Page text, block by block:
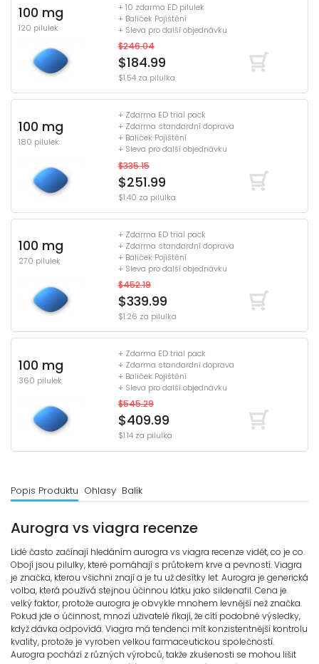
100 mg
120 pilulek
+ 10 zdarma ED pilulek
+ Balíček Pojištění
+ Sleva pro další objednávku
$246.04
$184.99
$1.54 za pilulka
100 mg
180 pilulek
+ Zdarma ED trial pack
+ Zdarma standardní doprava
+ Balíček Pojištění
+ Sleva pro další objednávku
$335.15
$251.99
$1.40 za pilulka
100 mg
270 pilulek
+ Zdarma ED trial pack
+ Zdarma standardní doprava
+ Balíček Pojištění
+ Sleva pro další objednávku
$452.19
$339.99
$1.26 za pilulka
100 mg
360 pilulek
+ Zdarma ED trial pack
+ Zdarma standardní doprava
+ Balíček Pojištění
+ Sleva pro další objednávku
$545.29
$409.99
$1.14 za pilulka
Popis Produktu Ohlasy Balík
Aurogra vs viagra recenze
Lidé často začínají hledáním aurogra vs viagra recenze vidět, co je co.
Obojí jsou pilulky, které pomáhají s průtokem krve a pevností. Viagra
je značka, kterou všichni znají a je tu už desítky let. Aurogra je generická
volba, která používá stejnou účinnou látku jako sildenafil. Cena je
velký faktor, protože aurogra je obvykle mnohem levnější než značka.
Pokud jde o účinnost, mnozí uživatelé říkají, že cítí podobné výsledky,
když dávka odpovídá. Viagra má tendenci mít konzistentnější kontrolu
kvality, protože je vyroben velkou farmaceutickou společností.
Aurogra pochází z různých výrobců, takže zkušenosti se mohou lišit